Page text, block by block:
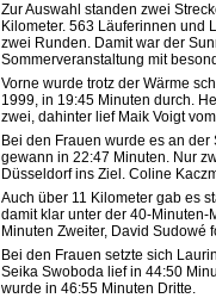
Zur Auswahl standen zwei
Kilometer. 563 Läuferinnen und
zwei Runden. Damit war der
Sommerveranstaltung mit
Vorne wurde trotz der Wärme
1999, in 19:45 Minuten durch.
zwei, dahinter lief Maik Voigt
Bei den Frauen wurde es an
gewann in 22:47 Minuten. Nur
Düsseldorf ins Ziel. Coline
Auch über 11 Kilometer gab es
damit klar unter der 40-
Minuten Zweiter, David Sudowé
Bei den Frauen setzte sich
Seika Swoboda lief in 44:50
wurde in 46:55 Minuten Dritte.